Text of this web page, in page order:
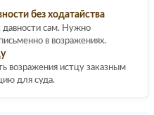
без ходатайства
давности сам. Нужно
в возражениях.
возражения истцу заказным
для суда.